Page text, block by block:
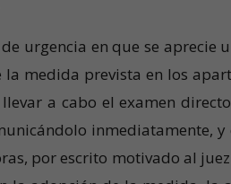
de urgencia en que se
medida prevista en los
a cabo el examen
inmediatamente,
por escrito motivado al